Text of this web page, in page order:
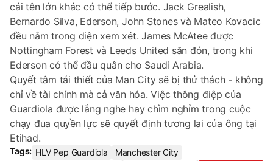
cái tên lớn khác có thể tiếp bước. Jack Grealish,
Bernardo Silva, Ederson, John Stones và Mateo Kovacic
đều nằm trong diện xem xét. James McAtee được
Nottingham Forest và Leeds United săn đón, trong khi
Ederson có thể đầu quân cho Saudi Arabia.
Quyết tâm tái thiết của Man City sẽ bị thử thách - không
chỉ về tài chính mà cả văn hóa. Việc thông điệp của
Guardiola được lắng nghe hay chìm nghỉm trong cuộc
chạy đua quyền lực sẽ quyết định tương lai của ông tại
Etihad.
Tags: HLV Pep Guardiola Manchester City